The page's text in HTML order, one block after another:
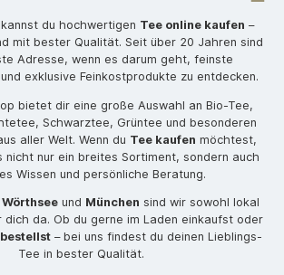
du hochwertigen Tee online kaufen –
mit bester Qualität. Seit über 20 Jahren sind
Adresse, wenn es darum geht, feinste
exklusive Feinkostprodukte zu entdecken.
bietet dir eine große Auswahl an Bio-Tee,
Schwarztee, Grüntee und besonderen
aller Welt. Wenn du Tee kaufen möchtest,
nicht nur ein breites Sortiment, sondern auch
Wissen und persönliche Beratung.
Wörthsee und München sind wir sowohl lokal
dich da. Ob du gerne im Laden einkaufst oder
– bei uns findest du deinen Lieblings-
Tee in bester Qualität.